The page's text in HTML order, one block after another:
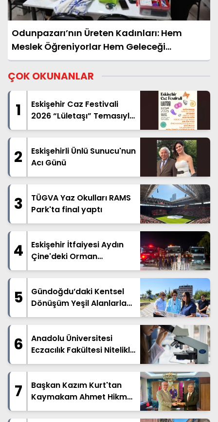
Odunpazarı’nın Üreten Kadınları: Hem
Meslek Öğreniyorlar Hem Geleceği
Dikiyorlar!
ÇOK OKUNANLAR
1
Eskişehir Caz Festivali
2026 “Lületaşı” Temasıyla
Geliyor
2
Eskişehirli Ünlü Sunucu'nun
Acı Günü
3
TÜGVA Yaz Okulları RAMS
Park'ta final yaptı
4
Eskişehir İtfaiyesi Aydın
Çine'deki Orman
Yangınına Destek İçin Yola
5
Gündoğdu’daki Kentsel
Dönüşüm Yeşil Alanlarla
Destekleniyor
6
Anadolu Üniversitesi
Eczacılık Fakültesi Nitelikli
Eğitimini Sürdürüyor
7
Başkan Kazım Kurt'tan
Kaymakam Ahmet Hikmet
Şahin'e Ziyaret